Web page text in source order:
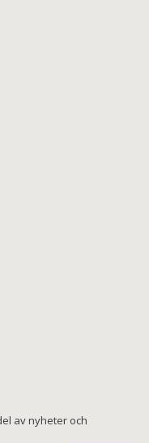
av nyheter och